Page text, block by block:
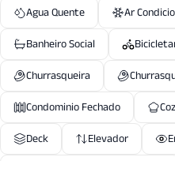
Agua Quente Ar
Banheiro Social
Churrasqueira
Condominio Fechado
Deck
Elevador